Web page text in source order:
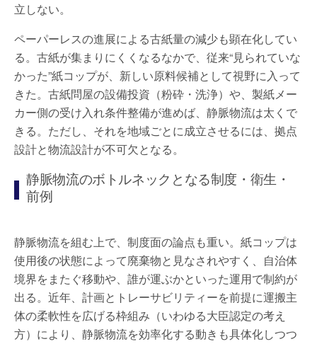
立しない。
ペーパーレスの進展による古紙量の減少も顕在化してい
る。古紙が集まりにくくなるなかで、従来“見られていな
かった”紙コップが、新しい原料候補として視野に入って
きた。古紙問屋の設備投資（粉砕・洗浄）や、製紙メー
カー側の受け入れ条件整備が進めば、静脈物流は太くで
きる。ただし、それを地域ごとに成立させるには、拠点
設計と物流設計が不可欠となる。
静脈物流のボトルネックとなる制度・衛生・
前例
静脈物流を組む上で、制度面の論点も重い。紙コップは
使用後の状態によって廃棄物と見なされやすく、自治体
境界をまたぐ移動や、誰が運ぶかといった運用で制約が
出る。近年、計画とトレーサビリティーを前提に運搬主
体の柔軟性を広げる枠組み（いわゆる大臣認定の考え
方）により、静脈物流を効率化する動きも具体化しつつ